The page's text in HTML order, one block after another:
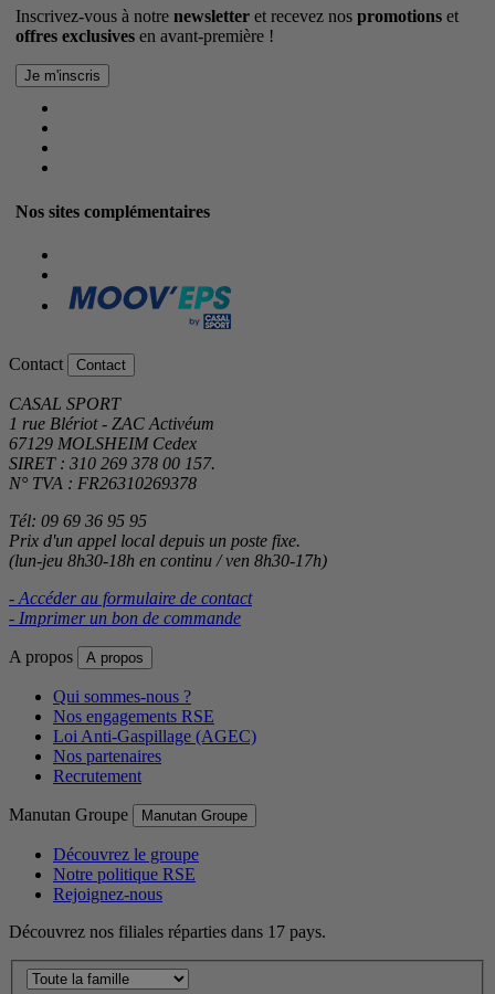
Inscrivez-vous à notre newsletter et recevez nos promotions et
offres exclusives en avant-première !
Nos sites complémentaires
Contact Contact
CASAL SPORT
1 rue Blériot - ZAC Activéum
67129 MOLSHEIM Cedex
SIRET : 310 269 378 00 157.
N° TVA : FR26310269378
Tél: 09 69 36 95 95
Prix d'un appel local depuis un poste fixe.
(lun-jeu 8h30-18h en continu / ven 8h30-17h)
- Accéder au formulaire de contact
- Imprimer un bon de commande
A propos A propos
Qui sommes-nous ?
Nos engagements RSE
Loi Anti-Gaspillage (AGEC)
Nos partenaires
Recrutement
Manutan Groupe Manutan Groupe
Découvrez le groupe
Notre politique RSE
Rejoignez-nous
Découvrez nos filiales réparties dans 17 pays.